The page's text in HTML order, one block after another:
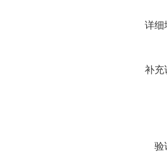
详细
补充
验